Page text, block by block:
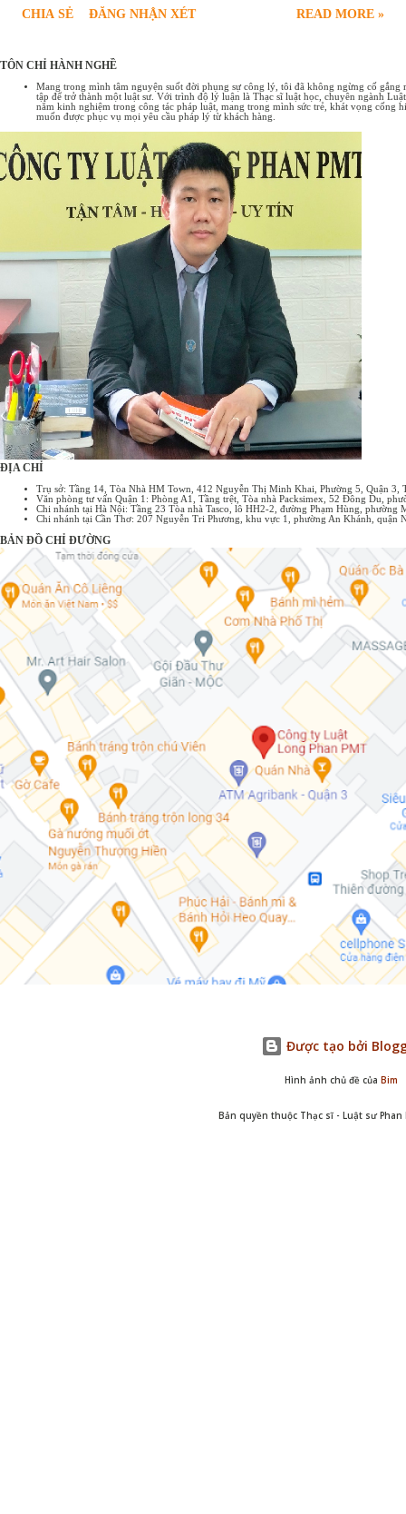
sau đây sẽ cung cấp chi tiết quy định pháp luật về hợp đồng nguyên
Tổng quan về hợp đồng nguyên tắc Hợp đồng nguyên tắc là sự thỏa
thuận sơ bộ giữa các bên về những nội dung cơ bản, những nguyên
tắc chung nhất của một giao dịch. Có thể hiểu hợp đồng nguyên tắc
như một bản "ghi nhớ" hoặc "cam kết" về ý định hợp tác, tạo tiền đề
cho việc đàm phán và ký kết hợp đồng chính thức sau này. Đặc điểm
của hợp đồng nguyên tắc: Tính chất định hướng: Xác định khuôn khổ
chung, những điểm cốt lõi của giao ...
CHIA SẺ ĐĂNG NHẬN XÉT READ MORE »
TÔN CHỈ HÀNH NGHỀ
Mang trong mình tâm nguyện suốt đời phụng sự công lý, tôi đã không ngừng cố
tập để trở thành một luật sư. Với trình độ lý luận là Thạc sĩ luật học, chuyên ngành
năm kinh nghiệm trong công tác pháp luật, mang trong mình sức trẻ, khát vọng cống
muốn được phục vụ mọi yêu cầu pháp lý từ khách hàng.
ĐỊA CHỈ
Trụ sở: Tầng 14, Tòa Nhà HM Town, 412 Nguyễn Thị Minh Khai, Phường 5, Quận 3,
Văn phòng tư vấn Quận 1: Phòng A1, Tầng trệt, Tòa nhà Packsimex, 52 Đông Du,
Chi nhánh tại Hà Nội: Tầng 23 Tòa nhà Tasco, lô HH2-2, đường Phạm Hùng,
Chi nhánh tại Cần Thơ: 207 Nguyễn Tri Phương, khu vực 1, phường An Khánh, quận
BẢN ĐỒ CHỈ ĐƯỜNG
Được tạo bởi
Hình ảnh chủ đề của Bim
Bản quyền thuộc Thạc sĩ - Luật sư Phan